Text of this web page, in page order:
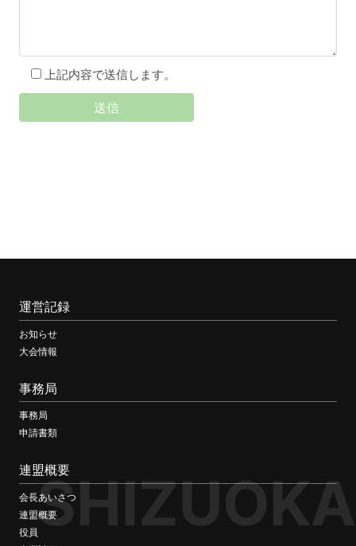
上記内容で送信します。
SHIZUOKA
運営記録
お知らせ
大会情報
事務局
事務局
申請書類
連盟概要
会長あいさつ
連盟概要
役員